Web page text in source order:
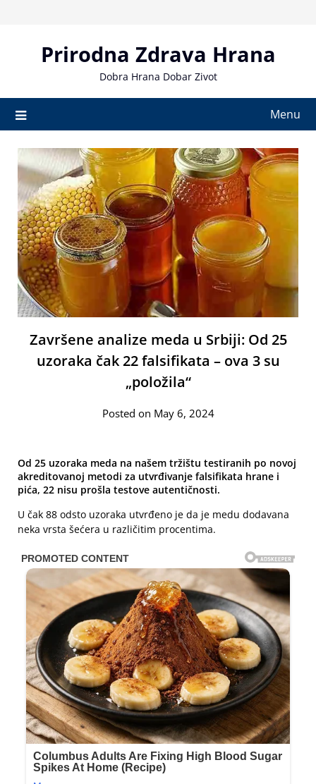
Prirodna Zdrava Hrana
Dobra Hrana Dobar Zivot
Menu
Završene analize meda u Srbiji: Od 25
uzoraka čak 22 falsifikata – ova 3 su
„položila“
Posted on May 6, 2024
Od 25 uzoraka meda na našem tržištu testiranih po novoj
akreditovanoj metodi za utvrđivanje falsifikata hrane i
pića, 22 nisu prošla testove autentičnosti.
U čak 88 odsto uzoraka utvrđeno je da je medu dodavana
neka vrsta šećera u različitim procentima.